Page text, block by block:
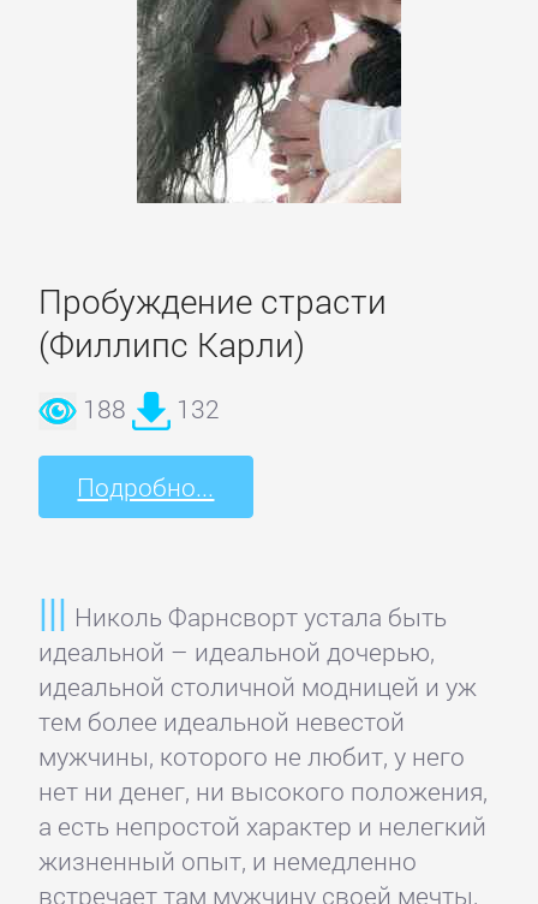
Пробуждение страсти
(Филлипс Карли)
188 132
Подробно...
Николь Фарнсворт устала быть
идеальной – идеальной дочерью,
идеальной столичной модницей и уж
тем более идеальной невестой
мужчины, которого не любит, у него
нет ни денег, ни высокого положения,
а есть непростой характер и нелегкий
жизненный опыт, и немедленно
встречает там мужчину своей мечты,
финансы
реклама
Недвижимость
О
бизнесе
Отраслевые
издания
Поиск
работы,
карьера
Управление,